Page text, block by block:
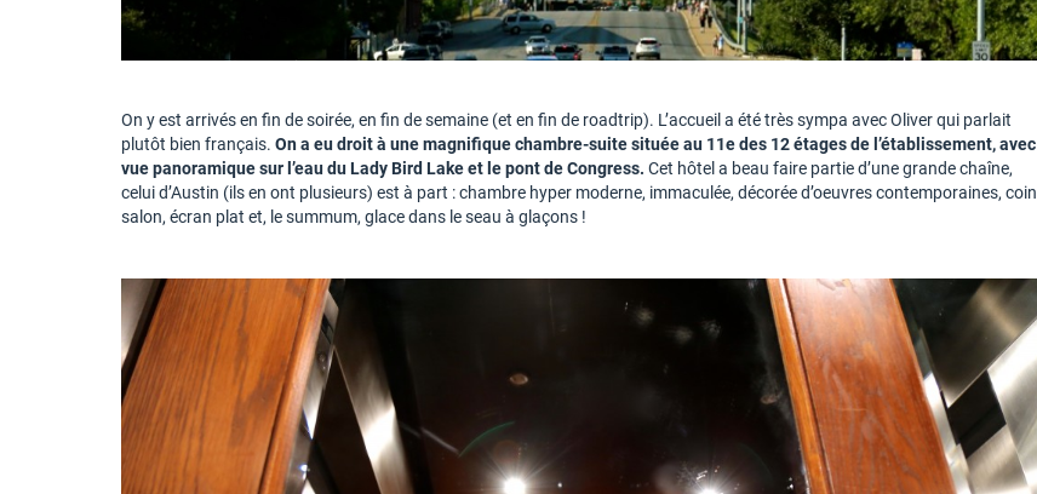
On y est arrivés en fin de soirée, en fin de semaine (et en fin de roadtrip). L’accueil a été très sympa avec Oliver qui parlait
plutôt bien français. On a eu droit à une magnifique chambre-suite située au 11e des 12 étages de l’établissement, avec
vue panoramique sur l’eau du Lady Bird Lake et le pont de Congress. Cet hôtel a beau faire partie d’une grande chaîne,
celui d’Austin (ils en ont plusieurs) est à part : chambre hyper moderne, immaculée, décorée d’oeuvres contemporaines, coin
salon, écran plat et, le summum, glace dans le seau à glaçons !